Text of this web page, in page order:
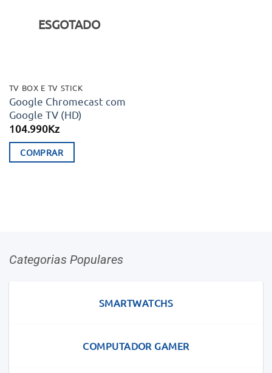
ESGOTADO
TV BOX E TV STICK
Google Chromecast com
Google TV (HD)
104.990Kz
COMPRAR
Categorias Populares
SMARTWATCHS
COMPUTADOR GAMER